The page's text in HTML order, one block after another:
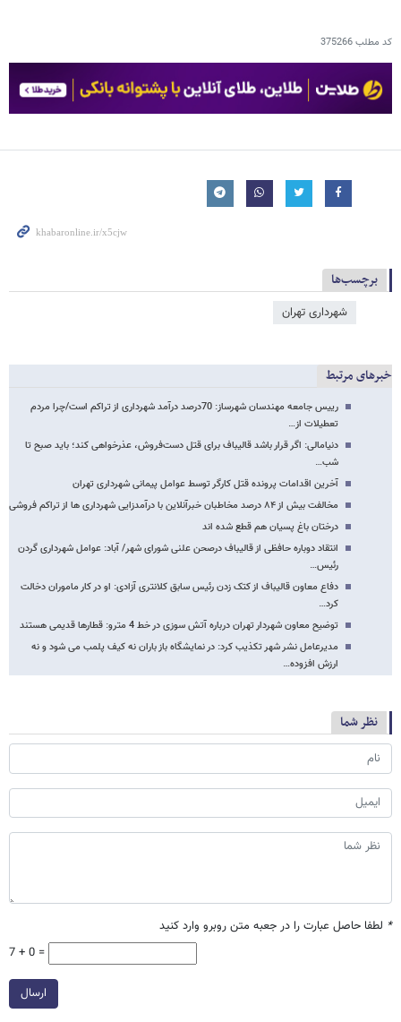
کد مطلب375266
برچسب‌ها
شهرداری تهران
خبرهای مرتبط
رییس جامعه مهندسان شهرساز: 70درصد درآمد شهرداری از تراکم است/چرا مردم
تعطیلات از…
دنیامالی‌: اگر قرار باشد قالیباف برای قتل دست‌فروش‌، عذرخواهی کند‌؛ باید صبح تا
شب…
آخرین اقدامات پرونده قتل کارگر توسط عوامل پیمانی شهرداری تهران
مخالفت بیش از ۸۴ درصد مخاطبان خبرآنلاین با درآمدزایی شهرداری ها از تراکم فروشی
درختان باغ پسیان هم قطع شده اند
انتقاد دوباره حافظی از قالیباف درصحن علنی شورای شهر/ آباد: عوامل شهرداری گردن
رئیس…
دفاع معاون قالیباف از کتک زدن رئیس سابق کلانتری آزادی: او در کار ماموران دخالت
کرد…
توضیح معاون شهردار تهران درباره آتش سوزی در خط 4 مترو: قطارها قدیمی هستند
مدیرعامل نشر شهر تکذیب کرد: در نمایشگاه باز باران نه کیف پلمب می شود و نه
ارزش افزوده…
نظر شما
* لطفا حاصل عبارت را در جعبه متن روبرو وارد کنید
7 + 0 =
ارسال